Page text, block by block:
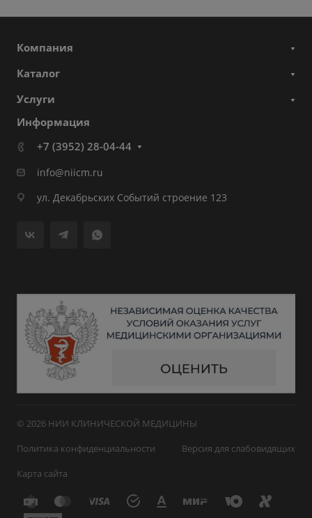
Компания
Каталог
Услуги
Информация
+7 (3952) 28-04-44
info@niicm.ru
ул. Декабрьских Событий строение 123
© 2026 НИИ КЛИНИЧЕСКОЙ МЕДИЦИНЫ
Политика конфиденциальности
Версия для слабовидящих
Карта сайта